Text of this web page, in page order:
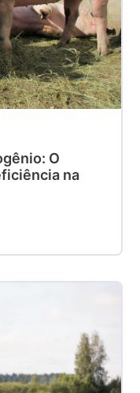
O
na